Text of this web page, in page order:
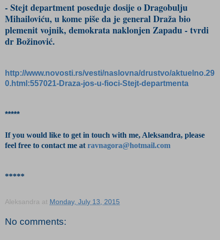
- Stejt department poseduje dosije o Dragobulju
Mihailoviću, u kome piše da je general Draža bio
plemenit vojnik, demokrata naklonjen Zapadu - tvrdi
dr Božinović.
http://www.novosti.rs/vesti/naslovna/drustvo/aktuelno.29
0.html:557021-Draza-jos-u-fioci-Stejt-departmenta
*****
If you would like to get in touch with me, Aleksandra, please
feel free to contact me at ravnagora@hotmail.com
*****
Aleksandra at Monday, July 13, 2015
No comments: